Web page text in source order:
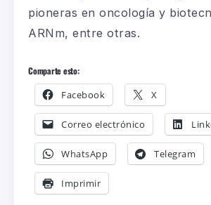
pioneras en oncología y
ARNm, entre otras.
Comparte esto:
Facebook X
Correo electrónico
WhatsApp Telegram
Imprimir